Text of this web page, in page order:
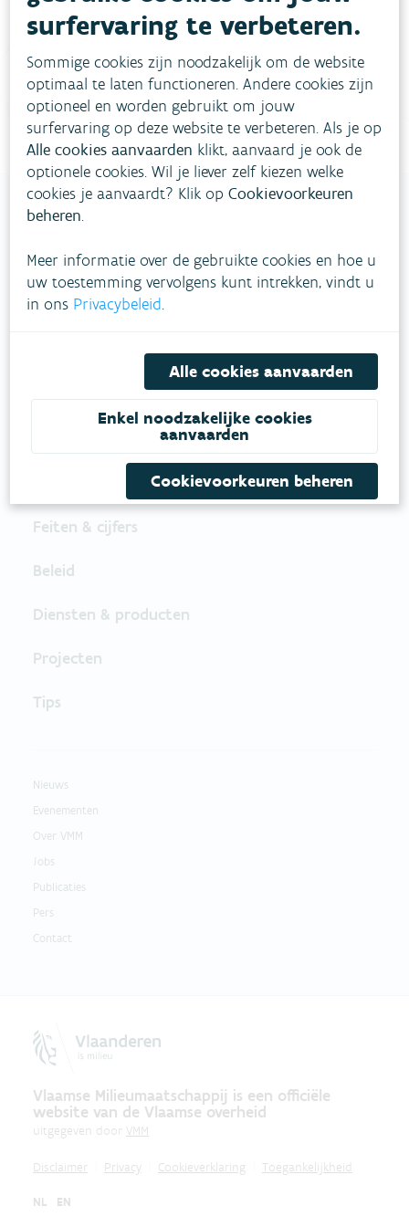
Niet gevonden wat je zocht? Vul ons
contactformulier in.
Bel gratis 1700
VLAAMSE
MILIEUMAATSCHAPPIJ
een duurzaam lucht-, water- en klimaatbeleid.
VOLG VMM OP SOCIALE MEDIA
Feiten & cijfers
Beleid
Diensten & producten
Projecten
Tips
Nieuws
Evenementen
Over VMM
Jobs
Publicaties
Pers
Contact
Vlaamse Milieumaatschappij is een officiële
website van de Vlaamse overheid
uitgegeven door VMM
Disclaimer Privacy Cookieverklaring Toegankelijkheid
NL EN
surfervaring te verbeteren.
Sommige cookies zijn noodzakelijk om de website
optimaal te laten functioneren. Andere cookies zijn
optioneel en worden gebruikt om jouw
surfervaring op deze website te verbeteren. Als je op
Alle cookies aanvaarden klikt, aanvaard je ook de
optionele cookies. Wil je liever zelf kiezen welke
cookies je aanvaardt? Klik opCookievoorkeuren
beheren.
Meer informatie over de gebruikte cookies en hoe u
uw toestemming vervolgens kunt intrekken, vindt u
in ons Privacybeleid.
Alle cookies aanvaarden
Enkel noodzakelijke cookies
aanvaarden
Cookievoorkeuren beheren